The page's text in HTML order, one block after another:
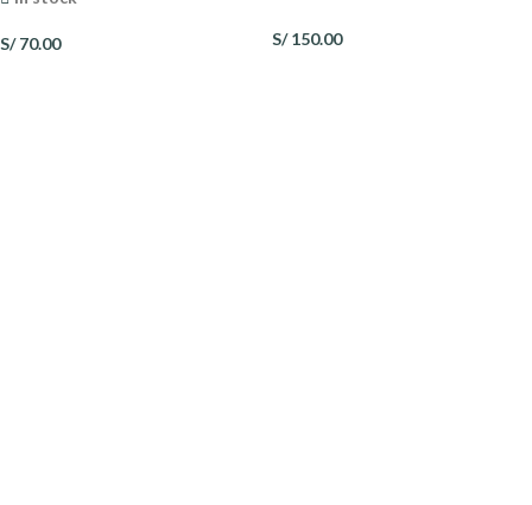
S/70.00 S/150.00